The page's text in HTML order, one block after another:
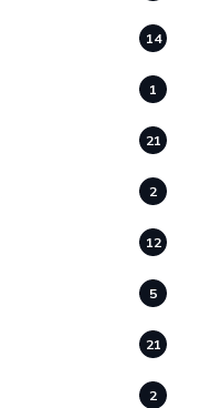
14
1
21
2
12
5
21
2